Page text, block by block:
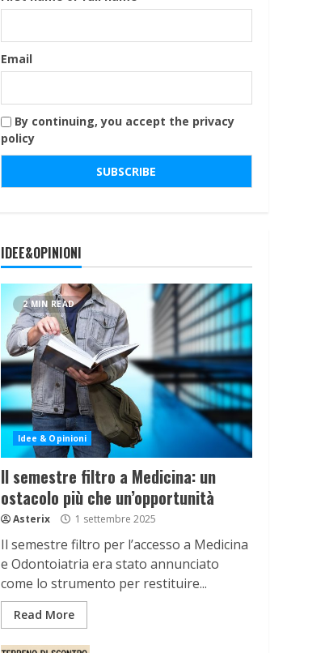
Email
By continuing, you accept the privacy
policy
IDEE&OPINIONI
2 MIN READ
Idee & Opinioni
Il semestre filtro a Medicina: un
ostacolo più che un’opportunità
Asterix 1 settembre 2025
Il semestre filtro per l’accesso a Medicina
e Odontoiatria era stato annunciato
come lo strumento per restituire...
Read More